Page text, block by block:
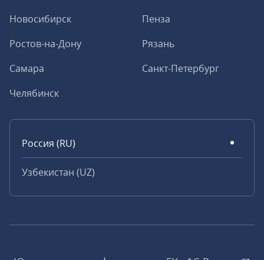
Новосибирск
Пенза
Ростов-на-Дону
Рязань
Самара
Санкт-Петербург
Челябинск
Россия (RU)
Узбекистан (UZ)